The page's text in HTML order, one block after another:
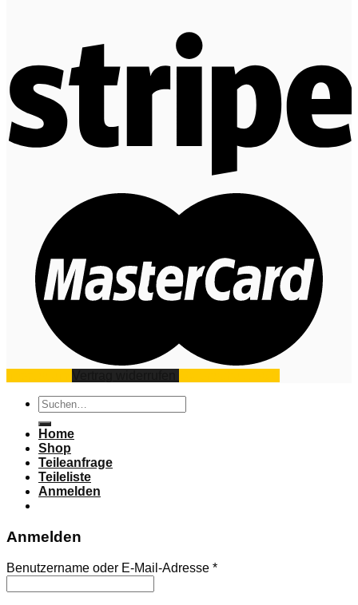
Suchen
nach:
Home
Shop
Teileanfrage
Teileliste
Anmelden
Anmelden
Benutzername oder E-Mail-Adresse *